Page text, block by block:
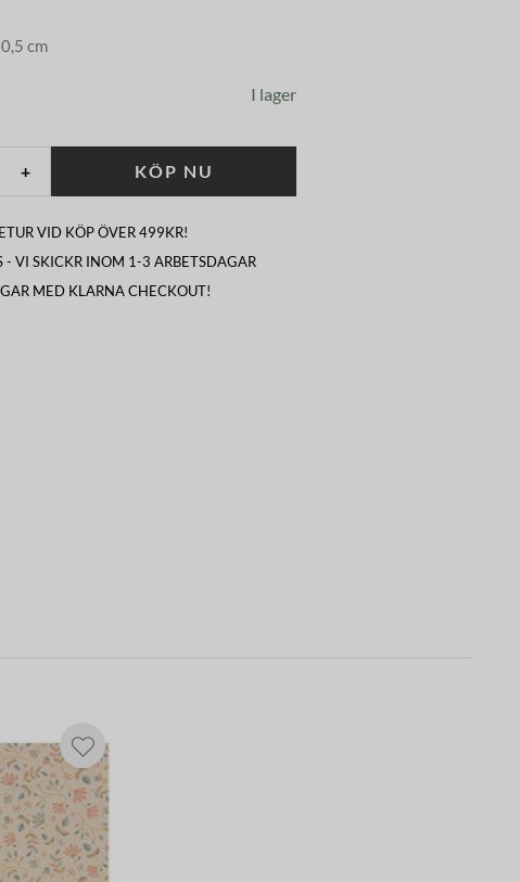
cm
I lager
+ KÖP NU
VID KÖP ÖVER 499KR!
- VI SKICKR INOM 1-3 ARBETSDAGAR
MED KLARNA CHECKOUT!